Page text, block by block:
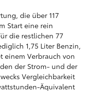
die über 117
Start eine rein
die restlichen 77
1,75 Liter Benzin,
einem Verbrauch von
der Strom- und der
Vergleichbarkeit
Äquivalent